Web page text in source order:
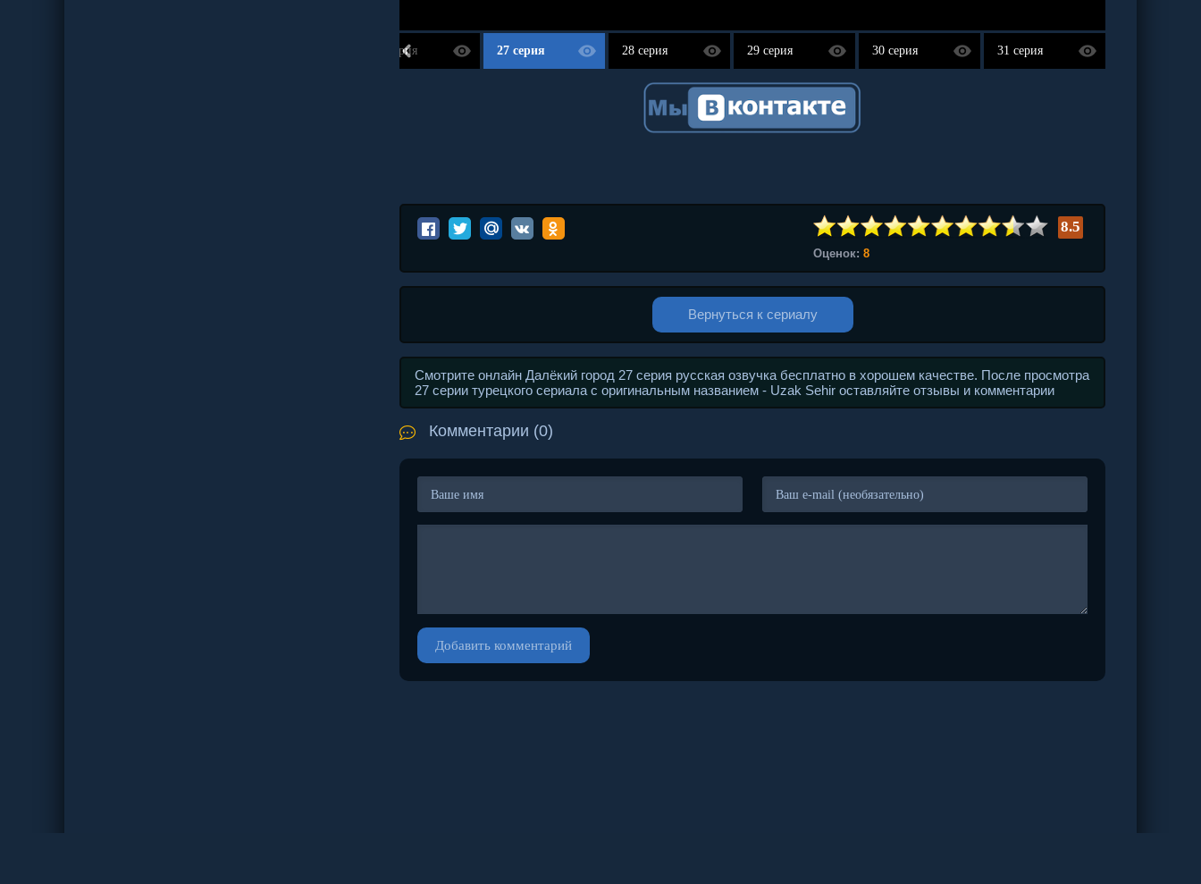
26 серия 27 серия 28 серия 29 серия 30 серия 31 серия
8.5
Оценок: 8
Вернуться к сериалу
Смотрите онлайн Далёкий город 27 серия русская озвучка бесплатно в хорошем качестве. После просмотра
27 серии турецкого сериала с оригинальным названием - Uzak Sehir оставляйте отзывы и комментарии
Комментарии (0)
Добавить комментарий